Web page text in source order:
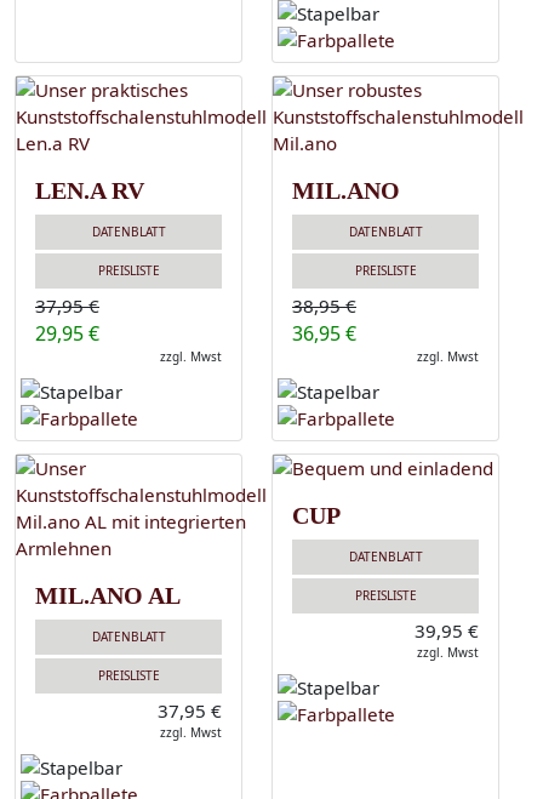
LEN.A RV
DATENBLATT
PREISLISTE
37,95 €
29,95 €
zzgl. Mwst
MIL.ANO
DATENBLATT
PREISLISTE
38,95 €
36,95 €
zzgl. Mwst
MIL.ANO AL
DATENBLATT
PREISLISTE
37,95 €
zzgl. Mwst
CUP
DATENBLATT
PREISLISTE
39,95 €
zzgl. Mwst